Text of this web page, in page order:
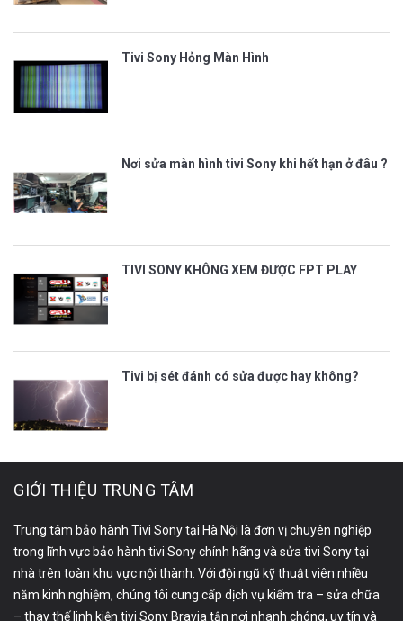
Tivi Sony Hỏng Màn Hình
Nơi sửa màn hình tivi Sony khi hết hạn ở đâu ?
TIVI SONY KHÔNG XEM ĐƯỢC FPT PLAY
Tivi bị sét đánh có sửa được hay không?
GIỚI THIỆU TRUNG TÂM
Trung tâm bảo hành Tivi Sony tại Hà Nội là đơn vị chuyên nghiệp
trong lĩnh vực bảo hành tivi Sony chính hãng và sửa tivi Sony tại
nhà trên toàn khu vực nội thành. Với đội ngũ kỹ thuật viên nhiều
năm kinh nghiệm, chúng tôi cung cấp dịch vụ kiểm tra – sửa chữa
– thay thế linh kiện tivi Sony Bravia tận nơi nhanh chóng, uy tín và